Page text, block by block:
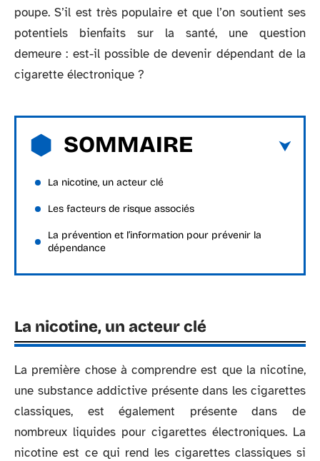
poupe. S’il est très populaire et que l’on soutient ses
potentiels bienfaits sur la santé, une question
demeure : est-il possible de devenir dépendant de la
cigarette électronique ?
SOMMAIRE
La nicotine, un acteur clé
Les facteurs de risque associés
La prévention et l’information pour prévenir la
dépendance
La nicotine, un acteur clé
La première chose à comprendre est que la nicotine,
une substance addictive présente dans les cigarettes
classiques, est également présente dans de
nombreux liquides pour cigarettes électroniques. La
nicotine est ce qui rend les cigarettes classiques si